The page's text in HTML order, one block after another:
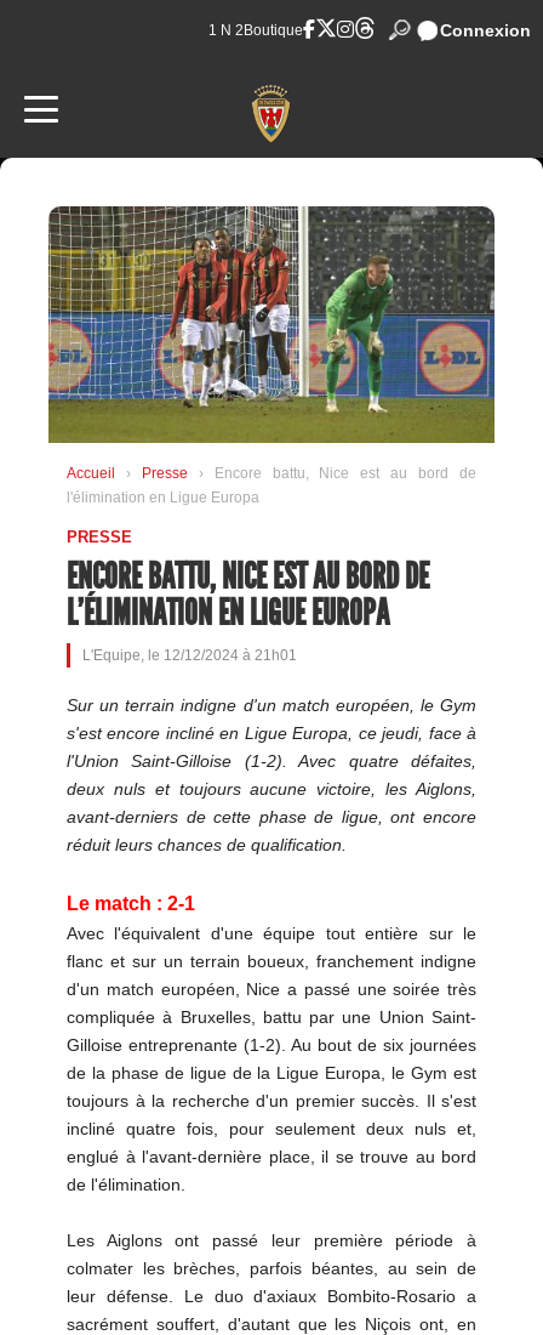
1 N 2 Boutique Connexion
Accueil › Presse › Encore battu, Nice est au bord de
l'élimination en Ligue Europa
PRESSE
ENCORE BATTU, NICE EST AU BORD DE
L'ÉLIMINATION EN LIGUE EUROPA
L'Equipe, le 12/12/2024 à 21h01
Sur un terrain indigne d'un match européen, le Gym
s'est encore incliné en Ligue Europa, ce jeudi, face à
l'Union Saint-Gilloise (1-2). Avec quatre défaites,
deux nuls et toujours aucune victoire, les Aiglons,
avant-derniers de cette phase de ligue, ont encore
réduit leurs chances de qualification.
Le match : 2-1
Avec l'équivalent d'une équipe tout entière sur le
flanc et sur un terrain boueux, franchement indigne
d'un match européen, Nice a passé une soirée très
compliquée à Bruxelles, battu par une Union Saint-
Gilloise entreprenante (1-2). Au bout de six journées
de la phase de ligue de la Ligue Europa, le Gym est
toujours à la recherche d'un premier succès. Il s'est
incliné quatre fois, pour seulement deux nuls et,
englué à l'avant-dernière place, il se trouve au bord
de l'élimination.
Les Aiglons ont passé leur première période à
colmater les brèches, parfois béantes, au sein de
leur défense. Le duo d'axiaux Bombito-Rosario a
sacrément souffert, d'autant que les Niçois ont, en